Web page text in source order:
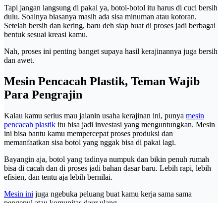
Tapi jangan langsung di pakai ya, botol-botol itu harus di cuci bersih
dulu. Soalnya biasanya masih ada sisa minuman atau kotoran.
Setelah bersih dan kering, baru deh siap buat di proses jadi berbagai
bentuk sesuai kreasi kamu.
Nah, proses ini penting banget supaya hasil kerajinannya juga bersih
dan awet.
Mesin Pencacah Plastik, Teman Wajib
Para Pengrajin
Kalau kamu serius mau jalanin usaha kerajinan ini, punya mesin
pencacah plastik itu bisa jadi investasi yang menguntungkan. Mesin
ini bisa bantu kamu mempercepat proses produksi dan
memanfaatkan sisa botol yang nggak bisa di pakai lagi.
Bayangin aja, botol yang tadinya numpuk dan bikin penuh rumah
bisa di cacah dan di proses jadi bahan dasar baru. Lebih rapi, lebih
efisien, dan tentu aja lebih bernilai.
Mesin ini juga ngebuka peluang buat kamu kerja sama sama